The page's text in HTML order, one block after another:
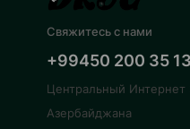
Свяжитесь с нами
+99450 200 35 13
Центральный Интернет
Азербайджана